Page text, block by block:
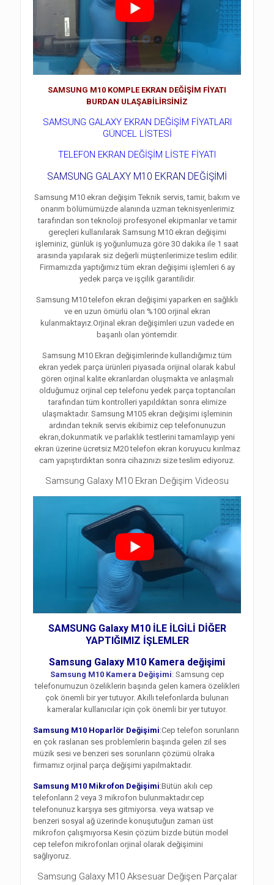
SAMSUNG M10 KOMPLE EKRAN DEĞİŞİM FİYATI
BURDAN ULAŞABİLİRSİNİZ
SAMSUNG GALAXY EKRAN DEĞİŞİM FİYATLARI
GÜNCEL LİSTESİ
TELEFON EKRAN DEĞİŞİM LİSTE FİYATI
SAMSUNG GALAXY M10 EKRAN DEĞİŞİMİ
Samsung M10 ekran değişim Teknik servis, tamir, bakım ve
onarım bölümümüzde alanında uzman teknisyenlerimiz
tarafından son teknoloji profesyonel ekipmanlar ve tamir
gereçleri kullanılarak Samsung M10 ekran değişimi
işleminiz, günlük iş yoğunlumuza göre 30 dakika ile 1 saat
arasında yapılarak siz değerli müşterilerimize teslim edilir.
Firmamızda yaptığımız tüm ekran değişimi işlemleri 6 ay
yedek parça ve işçilik garantilidir.
Samsung M10 telefon ekran değişimi yaparken en sağlıklı
ve en uzun ömürlü olan %100 orjinal ekran
kulanmaktayız.Orjinal ekran değişimleri uzun vadede en
başarılı olan yöntemdir.
Samsung M10 Ekran değişimlerinde kullandığımız tüm
ekran yedek parça ürünleri piyasada orijinal olarak kabul
gören orjinal kalite ekranlardan oluşmakta ve anlaşmalı
olduğumuz orjinal cep telefonu yedek parça toptancıları
tarafından tüm kontrolleri yapıldıktan sonra elimize
ulaşmaktadır. Samsung M105 ekran değişimi işleminin
ardından teknik servis ekibimiz cep telefonunuzun
ekran,dokunmatik ve parlaklık testlerini tamamlayıp yeni
ekran üzerine ücretsiz M20 telefon ekran koruyucu kırılmaz
cam yapıştırdıktan sonra cihazınızı size teslim ediyoruz.
Samsung Galaxy M10 Ekran Değişim Videosu
SAMSUNG Galaxy M10 İLE İLGİLİ DİĞER
YAPTIĞIMIZ İŞLEMLER
Samsung Galaxy M10 Kamera değişimi
Samsung M10 Kamera Değişimi: Samsung cep
telefonumuzun özeliklerin başında gelen kamera özelikleri
çok önemli bir yer tutuyor. Akıllı telefonlarda bulunan
kameralar kullanıcılar için çok önemli bir yer tutuyor.
Samsung M10 Hoparlör Değişimi:Cep telefon sorunların
en çok raslanan ses problemlerin başında gelen zil ses
müzik sesi ve benzeri ses sorunların çözümü olraka
firmamız orjinal parça değişimi yapılmaktadır.
Samsung M10 Mikrofon Değişimi:Bütün akılı cep
telefonların 2 veya 3 mikrofon bulunmaktadır.cep
telefonunuz karşıya ses gitmiyorsa. veya watsap ve
benzeri sosyal ağ üzerinde konuşutuğun zaman üst
mikrofon çalışmıyorsa Kesin çözüm bizde bütün model
cep telefon mikrofonları orjinal olarak değişimini
sağlıyoruz.
Samsung Galaxy M10 Aksesuar Değişen Parçalar